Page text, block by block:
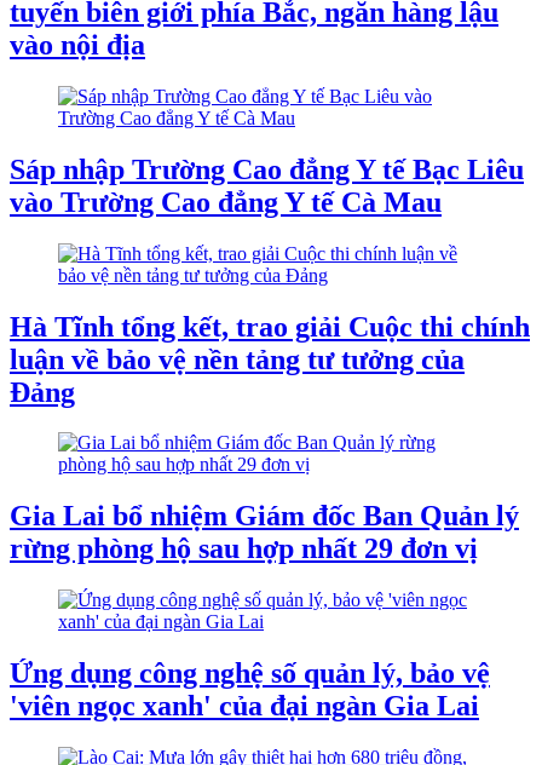
tuyến biên giới phía Bắc, ngăn hàng lậu
vào nội địa
Sáp nhập Trường Cao đẳng Y tế Bạc Liêu
vào Trường Cao đẳng Y tế Cà Mau
Hà Tĩnh tổng kết, trao giải Cuộc thi chính
luận về bảo vệ nền tảng tư tưởng của
Đảng
Gia Lai bổ nhiệm Giám đốc Ban Quản lý
rừng phòng hộ sau hợp nhất 29 đơn vị
Ứng dụng công nghệ số quản lý, bảo vệ
'viên ngọc xanh' của đại ngàn Gia Lai